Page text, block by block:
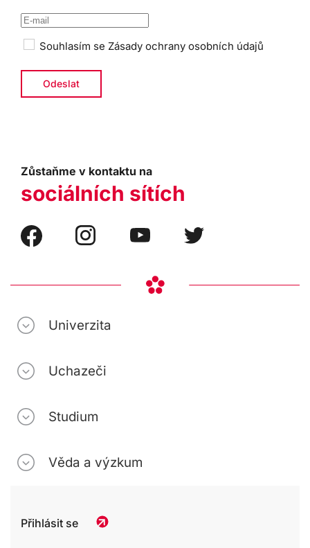
Souhlasím se Zásady ochrany osobních údajů
Zůstaňme v kontaktu na
sociálních sítích
Univerzita
Uchazeči
Studium
Věda a výzkum
Přihlásit se